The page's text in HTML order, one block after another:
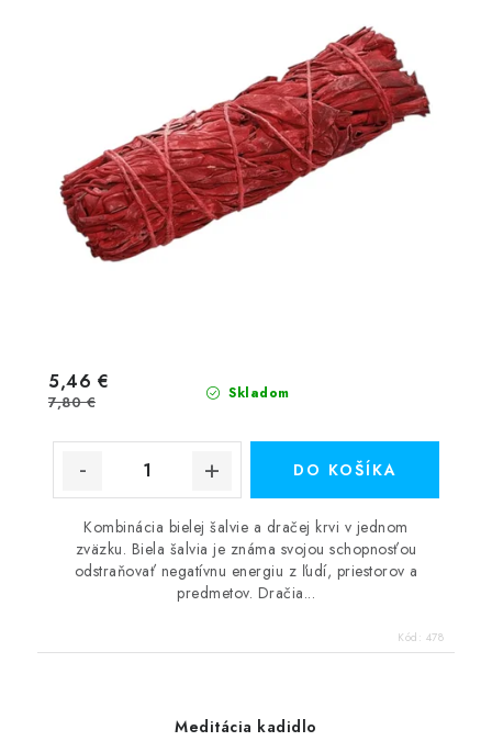
Skladom
5,46 €
7,80 €
DO KOŠÍKA
Kombinácia bielej šalvie a dračej krvi v jednom
zväzku. Biela šalvia je známa svojou schopnosťou
odstraňovať negatívnu energiu z ľudí, priestorov a
predmetov. Dračia...
Kód: 478
Meditácia kadidlo